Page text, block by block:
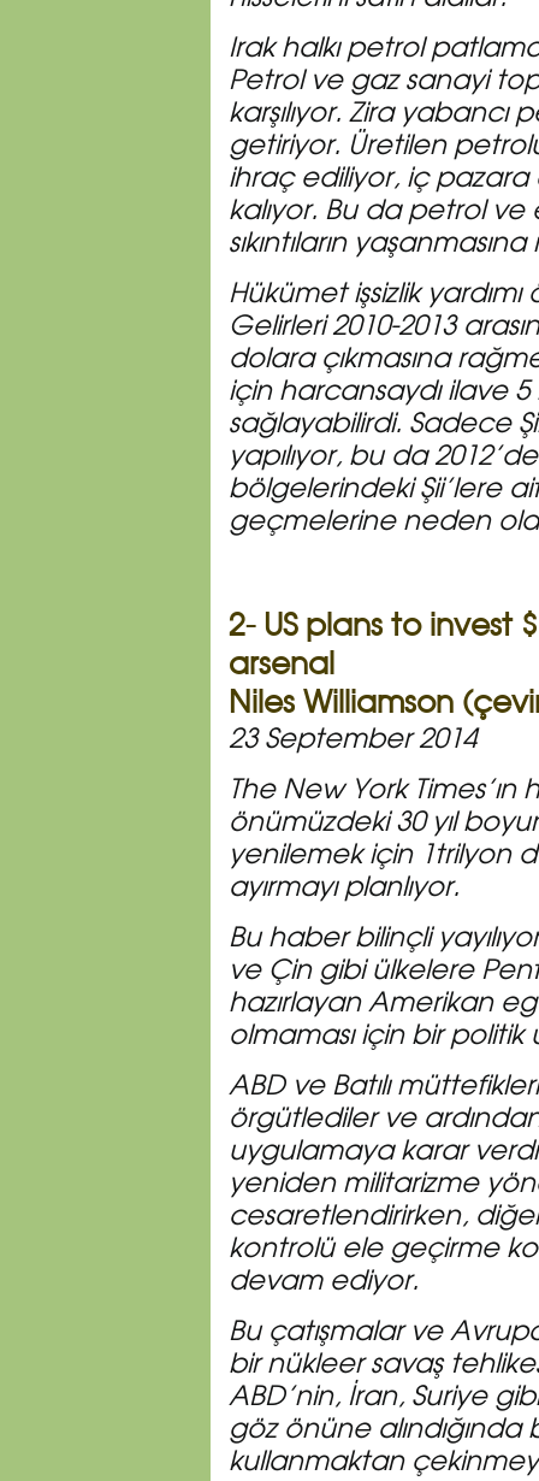
Irak halkı petrol
Petrol ve gaz sanayi
karşılıyor. Zira
getiriyor. Üretilen
ihraç ediliyor, iç
kalıyor. Bu da petrol ve
sıkıntıların
Hükümet işsizlik
Gelirleri 2010-2013
dolara çıkmasına
için harcansaydı ilave
sağlayabilirdi. Sadece
yapılıyor, bu da
bölgelerindeki Şii’lere
geçmelerine neden
2- US plans to invest
arsenal
Niles Williamson
23 September 2014
The New York
önümüzdeki 30 yıl
yenilemek için 1trilyon
ayırmayı planlıyor.
Bu haber bilinçli
ve Çin gibi ülkelere
hazırlayan Amerikan
olmaması için bir politik
ABD ve Batılı
örgütlediler ve
uygulamaya karar
yeniden militarizme
cesaretlendirirken,
kontrolü ele geçirme
devam ediyor.
Bu çatışmalar ve
bir nükleer savaş
ABD’nin, İran, Suriye
göz önüne alındığında
kullanmaktan